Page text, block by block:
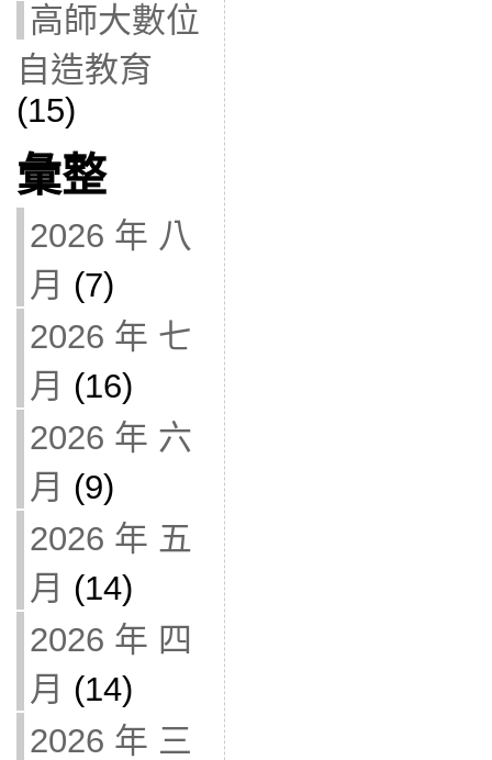
高師大數位
自造教育
(15)
彙整
2026 年 八
月 (7)
2026 年 七
月 (16)
2026 年 六
月 (9)
2026 年 五
月 (14)
2026 年 四
月 (14)
2026 年 三